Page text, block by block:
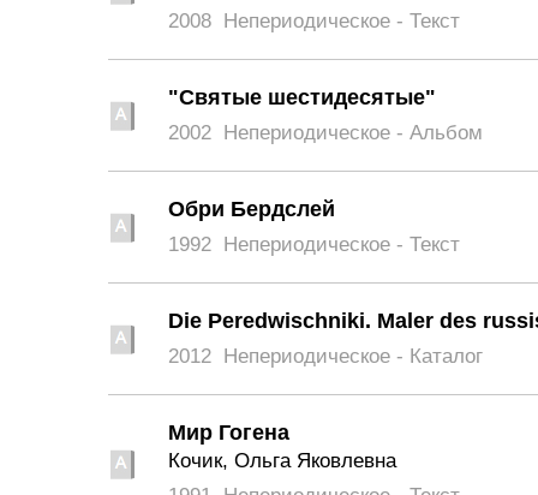
2008 Непериодическое - Текст
"Святые шестидесятые"
2002 Непериодическое - Альбом
Обри Бердслей
1992 Непериодическое - Текст
Die Peredwischniki. Maler des
2012 Непериодическое - Каталог
Мир Гогена
Кочик, Ольга Яковлевна